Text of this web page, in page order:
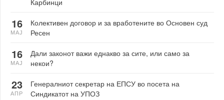
Карбинци
Колективен договор и за вработените во Основен суд
Ресен
16
МАЈ
Дали законот важи еднакво за сите, или само за
некои?
16
МАЈ
Генералниот секретар на ЕПСУ во посета на
Синдикатот на УПОЗ
23
АПР